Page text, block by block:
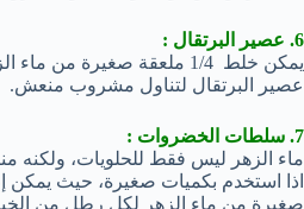
6. عصير البرتقال :
يمكن خلط 1/4 ملعقة صغيرة
عصير البرتقال لتناول مشروب منعش.
7. سلطات الخضروات :
ماء الزهر ليس فقط للحلويات، ولكنه
صغيرة من ماء الزهر لكل رطل من